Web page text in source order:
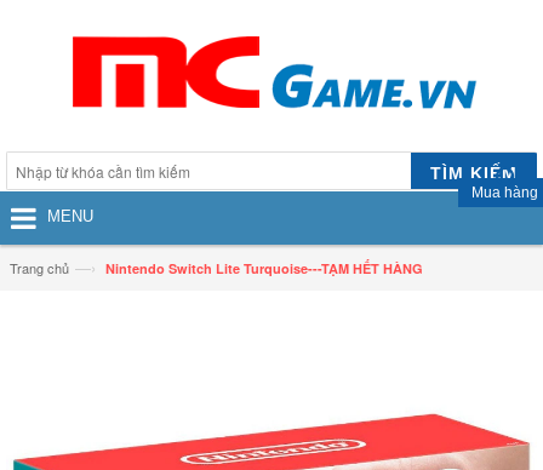
TÌM KIẾM
Mua hàng
MENU
Trang chủ —› Nintendo Switch Lite Turquoise---TẠM HẾT HÀNG